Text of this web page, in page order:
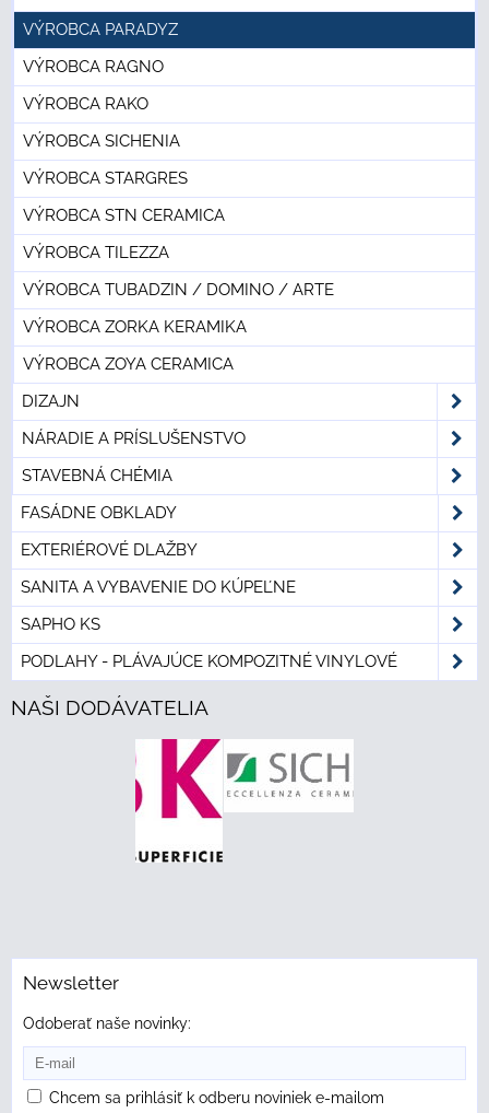
VÝROBCA PARADYZ
VÝROBCA RAGNO
VÝROBCA RAKO
VÝROBCA SICHENIA
VÝROBCA STARGRES
VÝROBCA STN CERAMICA
VÝROBCA TILEZZA
VÝROBCA TUBADZIN / DOMINO / ARTE
VÝROBCA ZORKA KERAMIKA
VÝROBCA ZOYA CERAMICA
DIZAJN
NÁRADIE A PRÍSLUŠENSTVO
STAVEBNÁ CHÉMIA
FASÁDNE OBKLADY
EXTERIÉROVÉ DLAŽBY
SANITA A VYBAVENIE DO KÚPEĽNE
SAPHO KS
PODLAHY - PLÁVAJÚCE KOMPOZITNÉ VINYLOVÉ
NAŠI DODÁVATELIA
Newsletter
Odoberať naše novinky:
Chcem sa prihlásiť k odberu noviniek e-mailom